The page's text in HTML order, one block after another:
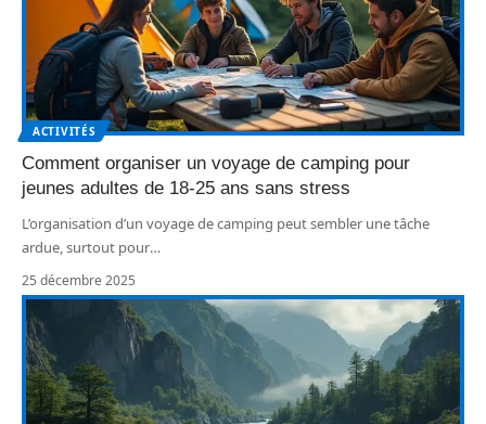
ACTIVITÉS
Comment organiser un voyage de camping pour
jeunes adultes de 18-25 ans sans stress
L’organisation d’un voyage de camping peut sembler une tâche
ardue, surtout pour…
25 décembre 2025